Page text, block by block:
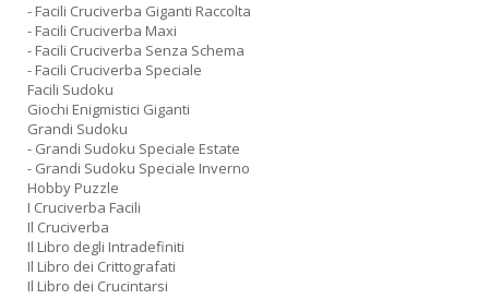
- Facili Cruciverba Giganti Raccolta
- Facili Cruciverba Maxi
- Facili Cruciverba Senza Schema
- Facili Cruciverba Speciale
Facili Sudoku
Giochi Enigmistici Giganti
Grandi Sudoku
- Grandi Sudoku Speciale Estate
- Grandi Sudoku Speciale Inverno
Hobby Puzzle
I Cruciverba Facili
Il Cruciverba
Il Libro degli Intradefiniti
Il Libro dei Crittografati
Il Libro dei Crucintarsi